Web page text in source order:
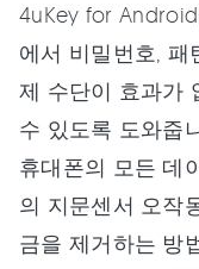
4uKey for
에서 비밀번호, 패
제 수단이 효과가
수 있도록 도와줍
휴대폰의 모든 데
의 지문센서 오작
금을 제거하는 방